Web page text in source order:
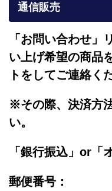
通信販売
「お問い合わせ」
い上げ希望の商品
トをしてご連絡く
※その際、決済方
い。
「銀行振込」or「
郵便番号：